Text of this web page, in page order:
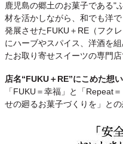
鹿児島の郷土のお菓子である"
材を活かしながら、和でも洋
発展させたFUKU＋RE（フク
にハーブやスパイス、洋酒を
たお取り寄せスイーツの専門店
店名“FUKU＋RE”にこめた想い
「FUKU＝幸福」と「Repeat
せの廻るお菓子づくりを」との